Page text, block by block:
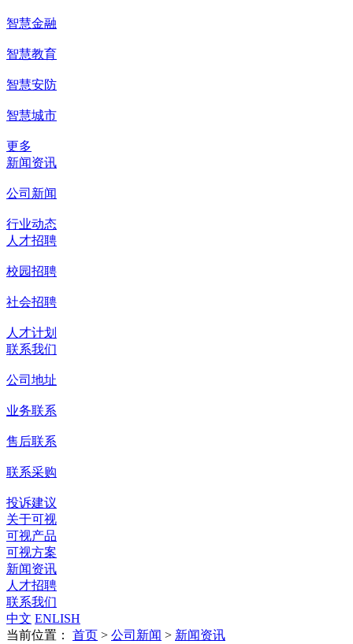
智慧金融
智慧教育
智慧安防
智慧城市
更多
新闻资讯
公司新闻
行业动态
人才招聘
校园招聘
社会招聘
人才计划
联系我们
公司地址
业务联系
售后联系
联系采购
投诉建议
关于可视
可视产品
可视方案
新闻资讯
人才招聘
联系我们
中文 ENLISH
当前位置： 首页 > 公司新闻 > 新闻资讯